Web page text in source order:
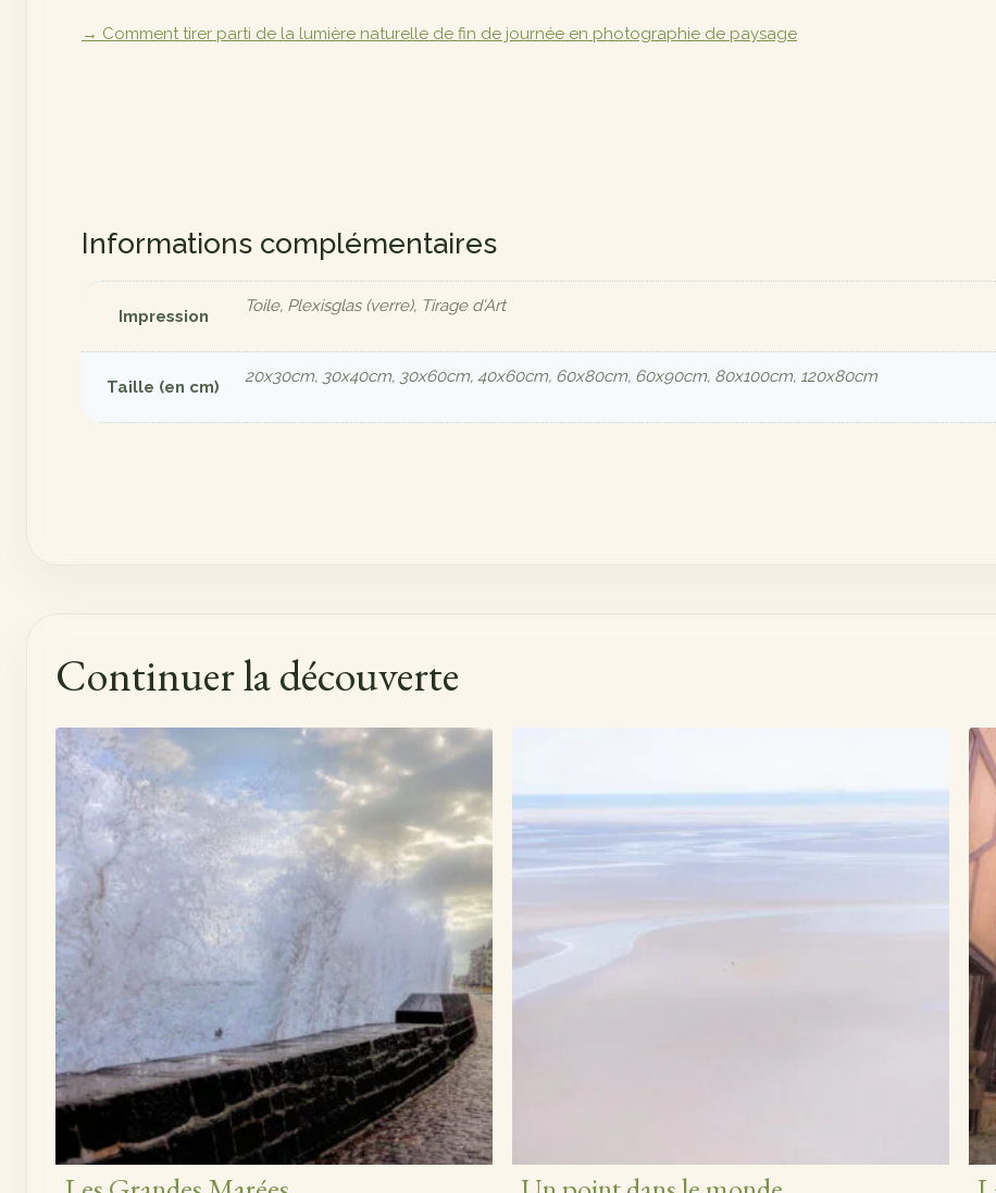
→ Comment tirer parti de la lumière naturelle de fin de journée en photographie de paysage
Informations complémentaires
Impression
Toile, Plexisglas (verre), Tirage d'Art
Taille (en cm)
20x30cm, 30x40cm, 30x60cm, 40x60cm, 60x80cm, 60x90cm, 80x100cm, 120x80cm
Continuer la découverte